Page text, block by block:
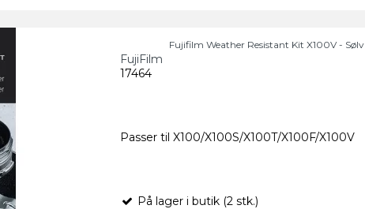
Fujifilm Weather Resistant Kit X100V - Sølv
FujiFilm
17464
Passer til X100/X100S/X100T/X100F/X100V
På lager i butik (2 stk.)